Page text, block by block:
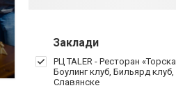
Заклади
РЦ TALER - Ресторан
Боулинг клуб, Бильярд
Славянске